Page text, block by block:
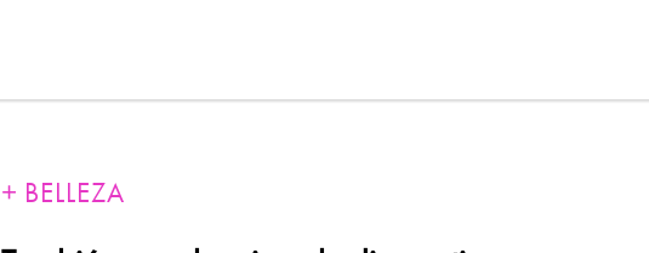
BELLEZA